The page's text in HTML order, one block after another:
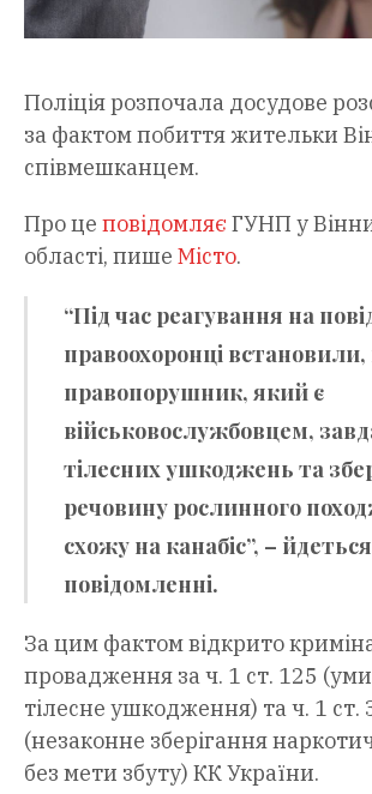
Поліція розпочала досудове
за фактом побиття жительки
співмешканцем.
Про це повідомляє ГУНП у
області, пише Місто.
“Під час реагування на
правоохоронці
правопорушник, який є
військовослужбовцем,
тілесних ушкоджень та
речовину рослинного
схожу на канабіс”, –
повідомленні.
За цим фактом відкрито
провадження за ч. 1 ст. 125
тілесне ушкодження) та ч. 1 ст.
(незаконне зберігання
без мети збуту) КК України.